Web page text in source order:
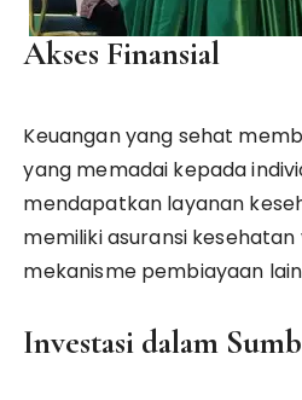
Akses Finansial
Keuangan yang sehat
yang memadai kepada
mendapatkan layanan
memiliki asuransi
mekanisme pembiayaan
Investasi dalam